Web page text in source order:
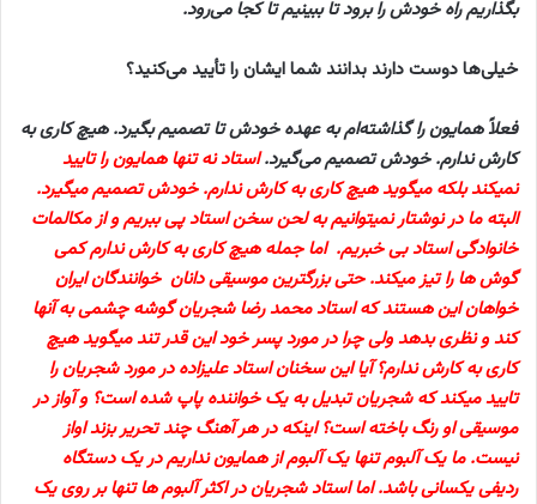
بگذاریم راه خودش را برود تا ببینیم تا کجا می‌رود.
خیلی‌ها دوست دارند بدانند شما ایشان را تأیید می‌کنید؟
فعلاً همایون را گذاشته‌ام به عهده خودش تا تصمیم بگیرد. هیچ کاری به
کارش ندارم. خودش تصمیم می‌گیرد.استاد نه تنها همایون را تایید
نمیکند بلکه میگوید هیچ کاری به کارش ندارم. خودش تصمیم میگیرد.
البته ما در نوشتار نمیتوانیم به لحن سخن استاد پی ببریم و از مکالمات
خانوادگی استاد بی خبریم. اما جمله هیچ کاری به کارش ندارم کمی
گوش ها را تیز میکند. حتی بزرگترین موسیقی دانان خوانندگان ایران
خواهان این هستند که استاد محمد رضا شجریان گوشه چشمی به آنها
کند و نظری بدهد ولی چرا در مورد پسر خود این قدر تند میگوید هیچ
کاری به کارش ندارم؟ آیا این سخنان استاد علیزاده در مورد شجریان را
تایید میکند که شجریان تبدیل به یک خواننده پاپ شده است؟ و آواز در
موسیقی او رنگ باخته است؟ اینکه در هر آهنگ چند تحریر بزند اواز
نیست. ما یک آلبوم تنها یک آلبوم از همایون نداریم در یک دستگاه
ردیفی یکسانی باشد. اما استاد شجریان در اکثر آلبوم ها تنها بر روی یک